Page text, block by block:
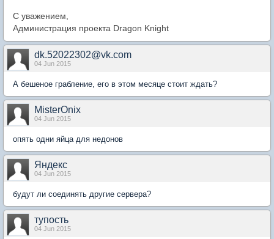
С уважением,
Администрация проекта Dragon Knight
dk.52022302@vk.com
04 Jun 2015
А бешеное грабление, его в этом месяце стоит ждать?
MisterOnix
04 Jun 2015
опять одни яйца для недонов
Яндекс
04 Jun 2015
будут ли соединять другие сервера?
тупость
04 Jun 2015